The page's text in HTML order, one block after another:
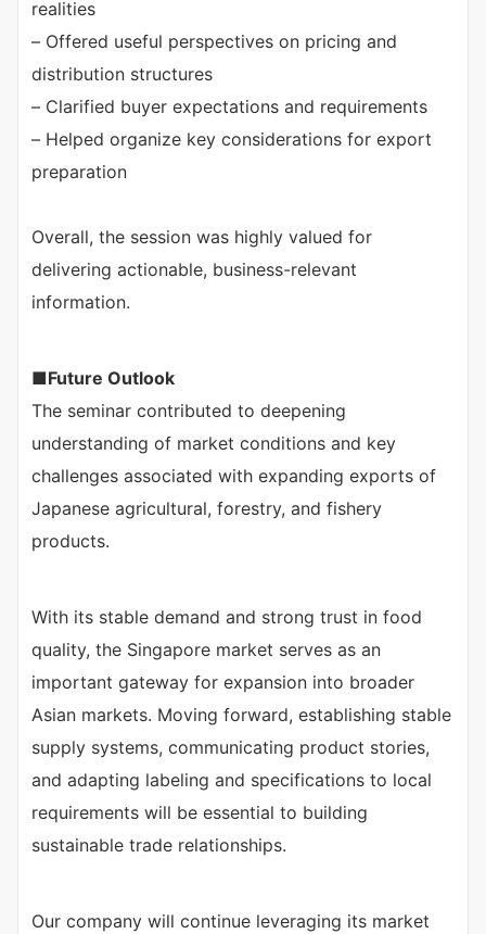
realities
– Offered useful perspectives on pricing and
distribution structures
– Clarified buyer expectations and requirements
– Helped organize key considerations for export
preparation
Overall, the session was highly valued for
delivering actionable, business-relevant
information.
■Future Outlook
The seminar contributed to deepening
understanding of market conditions and key
challenges associated with expanding exports of
Japanese agricultural, forestry, and fishery
products.
With its stable demand and strong trust in food
quality, the Singapore market serves as an
important gateway for expansion into broader
Asian markets. Moving forward, establishing stable
supply systems, communicating product stories,
and adapting labeling and specifications to local
requirements will be essential to building
sustainable trade relationships.
Our company will continue leveraging its market